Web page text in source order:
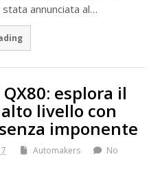
annunciata al…
QX80: esplora il
livello con
imponente
Automakers
No